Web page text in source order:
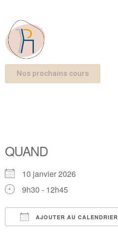
Nos prochains cours
QUAND
10 janvier 2026
9h30 - 12h45
AJOUTER AU CALENDRIER